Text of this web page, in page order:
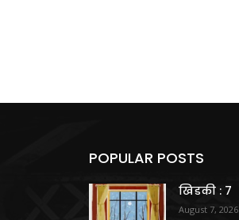
POPULAR POSTS
खिडकी : 7
August 7, 2026